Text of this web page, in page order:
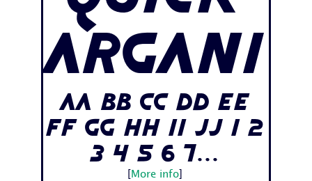
Argani
Aa Bb Cc Dd Ee
Ff Gg Hh Ii Jj 1 2
3 4 5 6 7...
More info]